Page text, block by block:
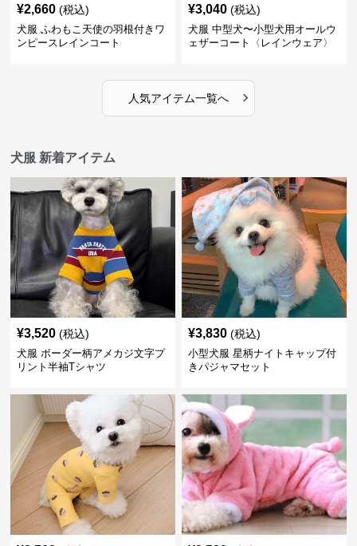
¥2,660 (税込)
犬服 ふわもこ天使の羽根付きワ
ンピースレインコート
¥3,040 (税込)
犬服 中型犬〜小型犬用オールウ
ェザーコート〈レインウェア〉
人気アイテム一覧へ ›
犬服 新着アイテム
¥3,520 (税込)
犬服 ボーダー柄アメカジ文字プ
リント半袖Tシャツ
¥3,830 (税込)
小型犬服 星柄ナイトキャップ付
きパジャマセット